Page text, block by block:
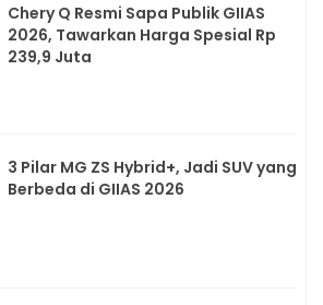
Chery Q Resmi Sapa Publik GIIAS
2026, Tawarkan Harga Spesial Rp
239,9 Juta
3 Pilar MG ZS Hybrid+, Jadi SUV yang
Berbeda di GIIAS 2026